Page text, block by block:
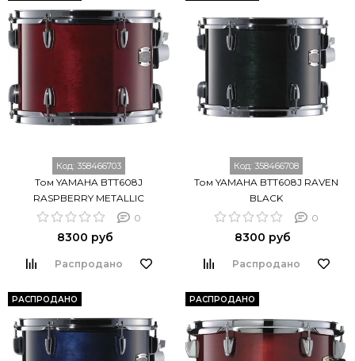
Код: 358466703
Том YAMAHA BTT608J
RASPBERRY METALLIC
0
8300 руб
Распродано
Код: 358466708
Том YAMAHA BTT608J RAVEN
BLACK
0
8300 руб
Распродано
РАСПРОДАНО РАСПРОДАНО